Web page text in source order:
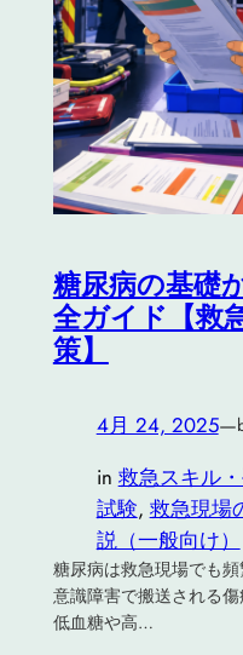
糖尿病の基礎
全ガイド【救
策】
4月 24, 2025—
in 救急スキル
試験, 救急現場
説（一般向け）
糖尿病は救急現場でも
意識障害で搬送される
低血糖や高…